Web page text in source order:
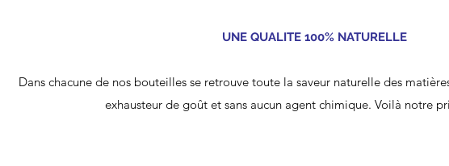
UNE QUALITE 100% NATURELLE
Dans chacune de nos bouteilles se retrouve toute la saveur naturelle des
exhausteur de goût et sans aucun agent chimique. Voilà notre